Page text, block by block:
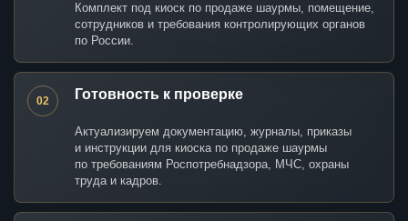
Комплект под киоск по продаже шаурмы, помещение,
сотрудников и требования контролирующих органов
по России.
02 Готовность к проверке
Актуализируем документацию, журналы, приказы
и инструкции для киоска по продаже шаурмы
по требованиям Роспотребнадзора, МЧС, охраны
труда и кадров.